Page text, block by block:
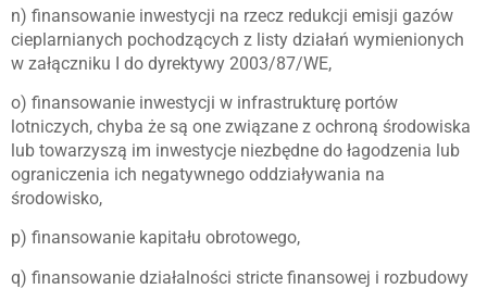
n) finansowanie inwestycji na rzecz redukcji emisji gazów
cieplarnianych pochodzących z listy działań wymienionych
w załączniku I do dyrektywy 2003/87/WE,
o) finansowanie inwestycji w infrastrukturę portów
lotniczych, chyba że są one związane z ochroną środowiska
lub towarzyszą im inwestycje niezbędne do łagodzenia lub
ograniczenia ich negatywnego oddziaływania na
środowisko,
p) finansowanie kapitału obrotowego,
q) finansowanie działalności stricte finansowej i rozbudowy